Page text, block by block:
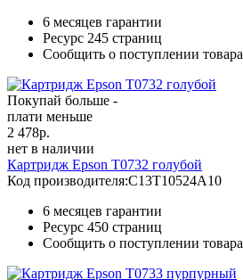
6 месяцев гарантии
Ресурс 245 страниц
Сообщить о поступлении товара
Покупай больше -
плати меньше
2 478р.
нет в наличии
Картридж Epson T0732 голубой
Код производителя:C13T10524A10
6 месяцев гарантии
Ресурс 450 страниц
Сообщить о поступлении товара